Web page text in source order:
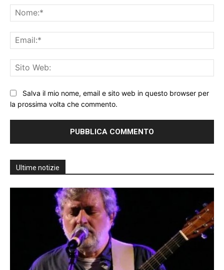
Salva il mio nome, email e sito web in questo browser per
la prossima volta che commento.
Ultime notizie